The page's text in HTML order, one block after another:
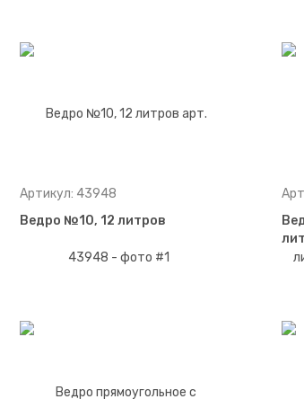
Артикул: 43948
Ведро №10, 12 литров